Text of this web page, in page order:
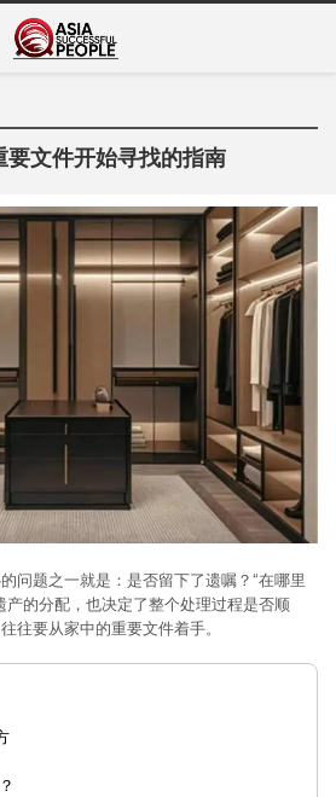
文件开始寻找的指南
问题之一就是：是否留下了遗嘱？“在哪里
产的分配，也决定了整个处理过程是否顺
往要从家中的重要文件着手。